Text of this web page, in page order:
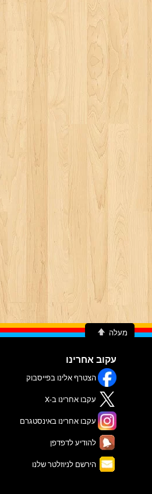
מעלה
עקוב אחרינו
הצטרף אלינו בפייסבוק
עקבו אחרינו ב-X
עקבו אחרינו באינסטגרם
להודיע לדפדפן
הירשם לניוזלטר שלנו